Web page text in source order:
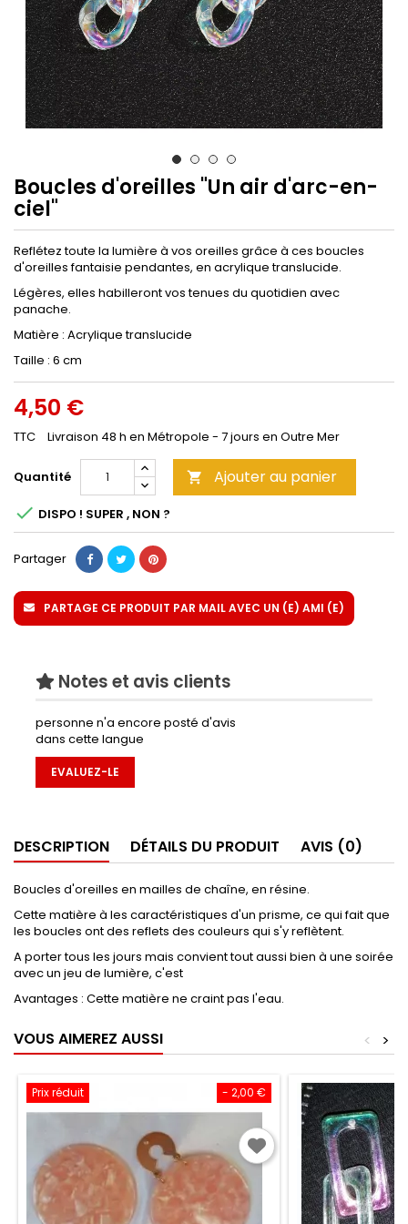
Boucles d'oreilles "Un air d'arc-en-
ciel"
Reflétez toute la lumière à vos oreilles grâce à ces boucles
d'oreilles fantaisie pendantes, en acrylique translucide.
Légères, elles habilleront vos tenues du quotidien avec
panache.
Matière : Acrylique translucide
Taille : 6 cm
4,50 €
TTC Livraison 48 h en Métropole - 7 jours en Outre Mer
Quantité  Ajouter au panier
 DISPO ! SUPER , NON ?
Partager
PARTAGE CE PRODUIT PAR MAIL AVEC UN (E) AMI (E)
Notes et avis clients
personne n'a encore posté d'avis
dans cette langue
EVALUEZ-LE
DESCRIPTION DÉTAILS DU PRODUIT AVIS (0)
Boucles d'oreilles en mailles de chaîne, en résine.
Cette matière à les caractéristiques d'un prisme, ce qui fait que
les boucles ont des reflets des couleurs qui s'y reflètent.
A porter tous les jours mais convient tout aussi bien à une soirée
avec un jeu de lumière, c'est
Avantages : Cette matière ne craint pas l'eau.
VOUS AIMEREZ AUSSI >
<
- 2,00 €
Prix réduit